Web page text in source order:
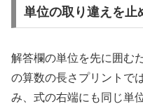
単位の取り違えを止
解答欄の単位を先に囲む
の算数の長さプリントで
み、式の右端にも同じ単